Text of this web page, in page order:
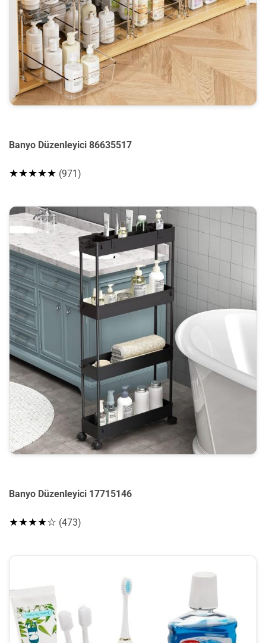
Banyo Düzenleyici 86635517
★★★★★ (971)
Banyo Düzenleyici 17715146
★★★★☆ (473)